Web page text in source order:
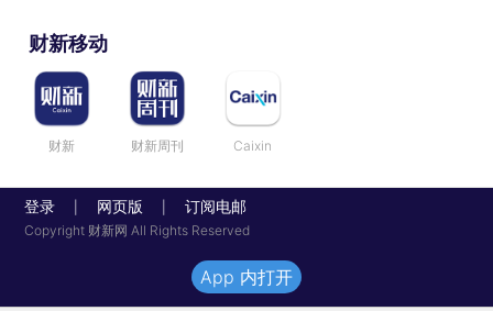
财新移动
财新 财新周刊 Caixin
登录 网页版 订阅电邮
Copyright 财新网 All Rights Reserved
App 内打开